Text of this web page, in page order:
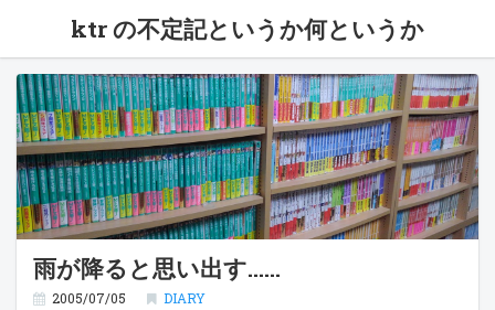
ktr の不定記というか何というか
雨が降ると思い出す……
2005/07/05 DIARY